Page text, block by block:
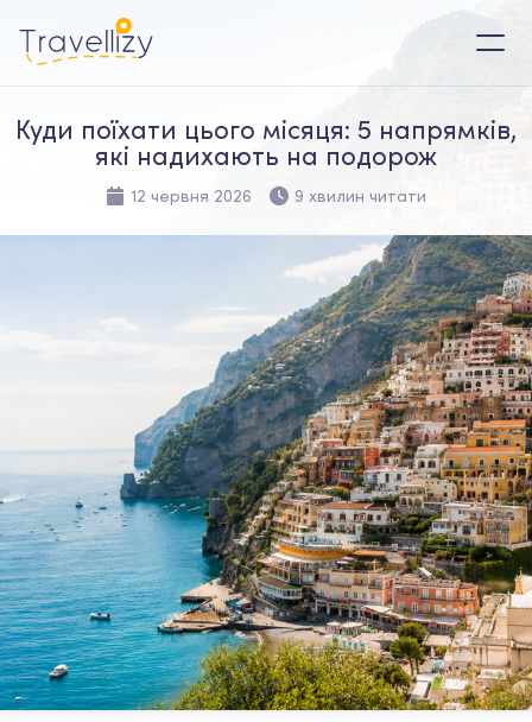
Куди поїхати цього місяця: 5 напрямків,
які надихають на подорож
12 червня 2026 9 хвилин читати